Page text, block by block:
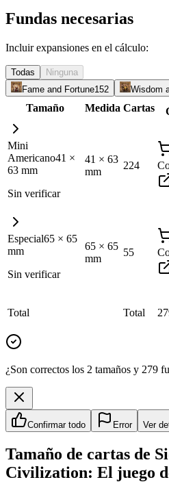
Fundas necesarias
Incluir expansiones en el cálculo:
Todas
Ninguna
Fame and Fortune152 Wisdom
Tamaño Medida Cartas
Mini
Americano41 ×
63 mm
Sin verificar
41 × 63
mm
224
Especial65 × 65
mm
Sin verificar
65 × 65
mm
55
Total Total
¿Son correctos los 2 tamaños y 279
Confirmar todo Error Ver
Tamaño de cartas de
Civilization: El juego